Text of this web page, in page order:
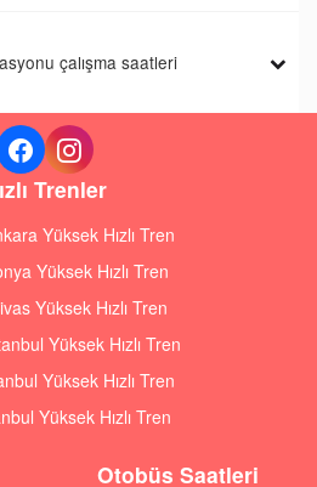
çalışma saatleri
Trenler
Yüksek Hızlı Tren
Yüksek Hızlı Tren
Yüksek Hızlı Tren
Yüksek Hızlı Tren
Yüksek Hızlı Tren
Yüksek Hızlı Tren
Otobüs Saatleri